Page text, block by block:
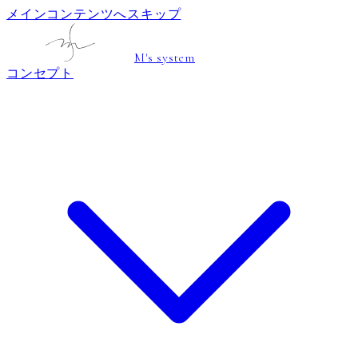
メインコンテンツへスキップ
M's system
コンセプト